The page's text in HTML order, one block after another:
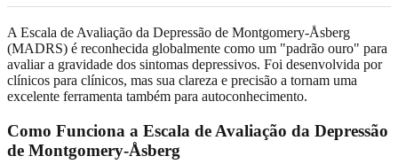
A Escala de Avaliação da Depressão de Montgomery-Åsberg
(MADRS) é reconhecida globalmente como um "padrão ouro" para
avaliar a gravidade dos sintomas depressivos. Foi desenvolvida por
clínicos para clínicos, mas sua clareza e precisão a tornam uma
excelente ferramenta também para autoconhecimento.
Como Funciona a Escala de Avaliação da Depressão
de Montgomery-Åsberg